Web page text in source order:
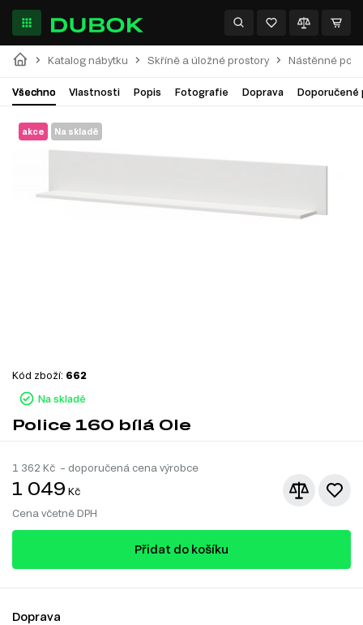
Katalog nábytku Skříně a úložné prostory Nástěnné
Všechno Vlastnosti Popis Fotografie Doprava Doporučené
akce Na skladě
Na skladě
Kód zboží: 662
Police 160 bílá Ole
1 362 Kč – doporučená cena výrobce
1 049 Kč
Cena včetně DPH
Přidat do košíku
Doprava